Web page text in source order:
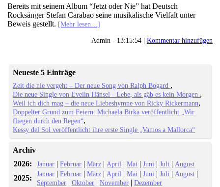
Bereits mit seinem Album “Jetzt oder Nie” hat Deutsch
Rocksänger Stefan Carabao seine musikalische Vielfalt unter
Beweis gestellt. [Mehr lesen…]
Admin - 13:15:54 | Kommentar hinzufügen
Neueste 5 Einträge
Zeit die nie vergeht – Der neue Song von Ralph Bogard
Die neue Single von Evelin Hänsel - Lebe, als gäb es kein Morgen
Weil ich dich mag – die neue Liebeshymne von Ricky Rickermann
Doppelter Grund zum Feiern: Michaela Birka veröffentlicht „Wir
fliegen durch den Regen“
Kessy del Sol veröffentlicht ihre erste Single „Vamos a Mallorca“
Archiv
2026:
Januar |Februar |März | April |Mai |Juni |Juli | August
2025: Januar |Februar |März | April |Mai |Juni |Juli | August |
September |Oktober |November |Dezember